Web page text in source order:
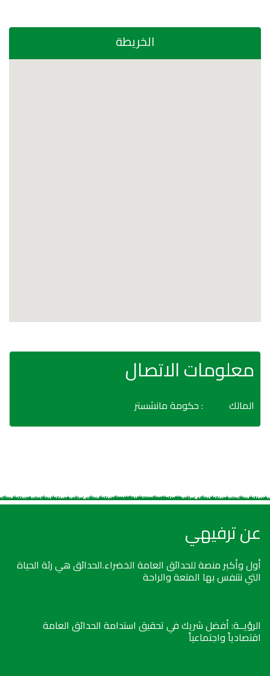
الخريطة
معلومات الاتصال
المالك : حكومة مانشستر
عن ترفيهي
أول وأكبر منصة للحدائق العامة الخضراء.الحدائق هي رئة الحياة
التي نتنفس بها المتعة والراحة
الرؤيــة: أفضل شريك في تحقيق استدامة الحدائق العامة
اقتصادياً واجتماعياً